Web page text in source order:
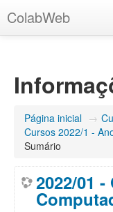
ColabWeb
Página inicial →
Cursos 2022/1 -
Sumário
2022/01